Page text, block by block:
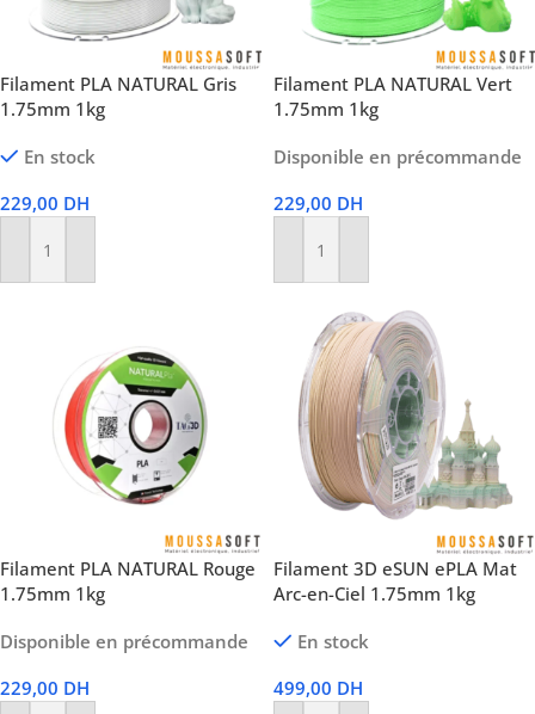
Filament PLA NATURAL Gris
1.75mm 1kg
En stock
229,00 DH
Ajouter Au Panier
Filament PLA NATURAL Vert
1.75mm 1kg
Disponible en précommande
229,00 DH
Ajouter Au Panier
Filament PLA NATURAL Rouge
1.75mm 1kg
Disponible en précommande
229,00 DH
Filament 3D eSUN ePLA Mat
Arc-en-Ciel 1.75mm 1kg
En stock
499,00 DH